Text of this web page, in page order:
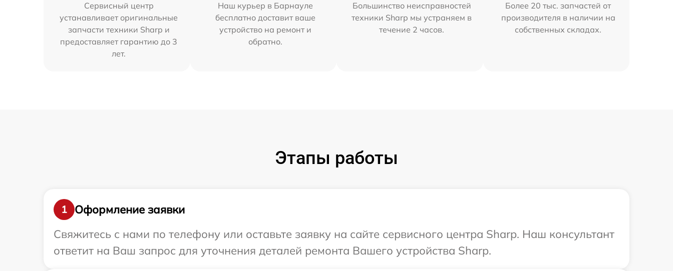
Сервисный центр
устанавливает оригинальные
запчасти техники Sharp и
предоставляет гарантию до 3
лет.
Наш курьер в Барнауле
бесплатно доставит ваше
устройство на ремонт и
обратно.
Большинство неисправностей
техники Sharp мы устраняем в
течение 2 часов.
Более 20 тыс. запчастей от
производителя в наличии на
собственных складах.
Этапы работы
1
Оформление заявки
Свяжитесь с нами по телефону или оставьте заявку на сайте сервисного центра Sharp. Наш консультант
ответит на Ваш запрос для уточнения деталей ремонта Вашего устройства Sharp.